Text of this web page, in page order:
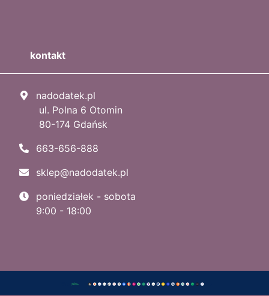
kontakt
nadodatek.pl
ul. Polna 6 Otomin
80-174 Gdańsk
663-656-888
sklep@nadodatek.pl
poniedziałek - sobota
9:00 - 18:00